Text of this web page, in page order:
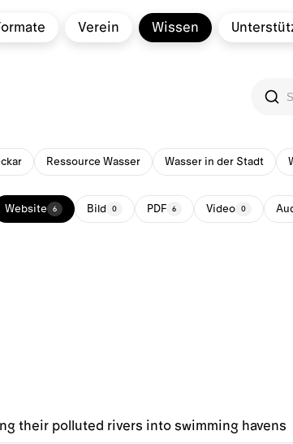
Verein Wissen
Ressource Wasser Wasser in der Stadt
Website 6 Bild 0 PDF 6 Video 0
their polluted rivers into swimming havens